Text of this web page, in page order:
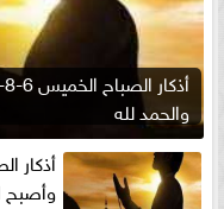
والحمد لله
وأصبح